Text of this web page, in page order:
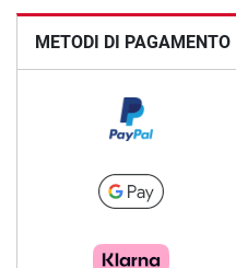
METODI DI PAGAMENTO